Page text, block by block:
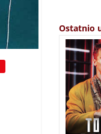
Ostatnio